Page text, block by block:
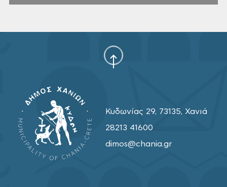
Κυδωνίας 29, 73135, Χανιά
28213 41600
dimos@chania.gr